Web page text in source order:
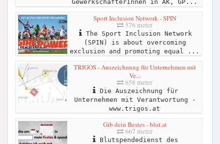
GewerkschafterInnen in AK, GP...
Sport Inclusion Network - SPIN
576 meter
The Sport Inclusion Network
(SPIN) is about overcoming
exclusion and promoting equal ...
TRIGOS - Auszeichnung für Unternehmen mit
Ve...
658 meter
Die Auszeichnung für
Unternehmen mit Verantwortung -
www.trigos.at
Gib dein Bestes - blut.at
667 meter
Blutspendedienst des